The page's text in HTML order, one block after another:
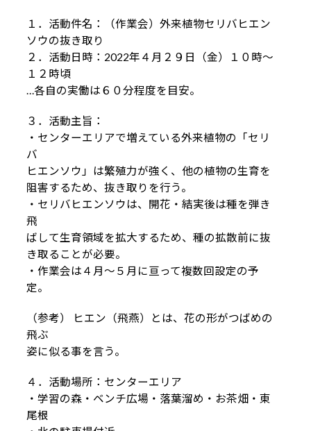
１．活動件名：（作業会）外来植物セリバヒエン
ソウの抜き取り
２．活動日時：2022年４月２９日（金）１０時～
１２時頃
…各自の実働は６０分程度を目安。
３．活動主旨：
・センターエリアで増えている外来植物の「セリ
バ
ヒエンソウ」は繁殖力が強く、他の植物の生育を
阻害するため、抜き取りを行う。
・セリバヒエンソウは、開花・結実後は種を弾き
飛
ばして生育領域を拡大するため、種の拡散前に抜
き取ることが必要。
・作業会は４月～５月に亘って複数回設定の予
定。
（参考） ヒエン（飛燕）とは、花の形がつばめの
飛ぶ
姿に似る事を言う。
４．活動場所：センターエリア
・学習の森・ベンチ広場・落葉溜め・お茶畑・東
尾根